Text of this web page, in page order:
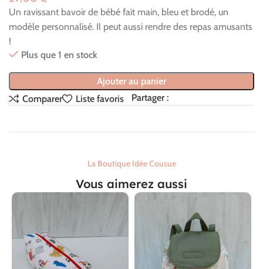
Un ravissant bavoir de bébé fait main, bleu et brodé, un
modèle personnalisé. Il peut aussi rendre des repas amusants
!
Plus que 1 en stock
Ajouter au panier
Comparer
Liste favoris Partager :
La Boutique Idée Cousue
Vous aimerez aussi